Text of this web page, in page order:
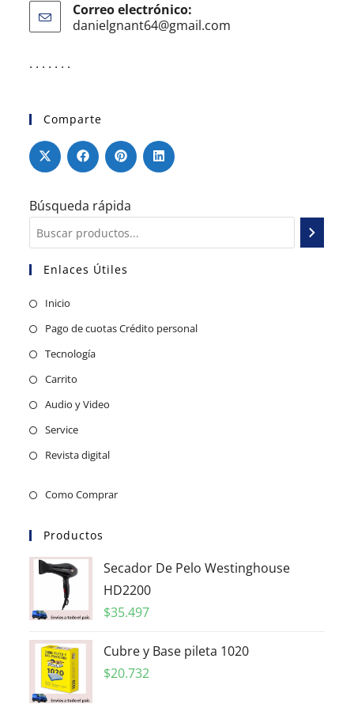
Correo electrónico:
danielgnant64@gmail.com
. . . . . . .
Comparte
Búsqueda rápida
Enlaces Útiles
Inicio
Pago de cuotas Crédito personal
Tecnología
Carrito
Audio y Video
Service
Revista digital
Como Comprar
Productos
Secador De Pelo Westinghouse
HD2200
$35.497
Cubre y Base pileta 1020
$20.732